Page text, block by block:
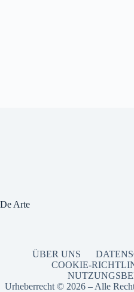
De Arte
ÜBER UNS
COOKIE-
Urheberrecht © 2026 – Alle